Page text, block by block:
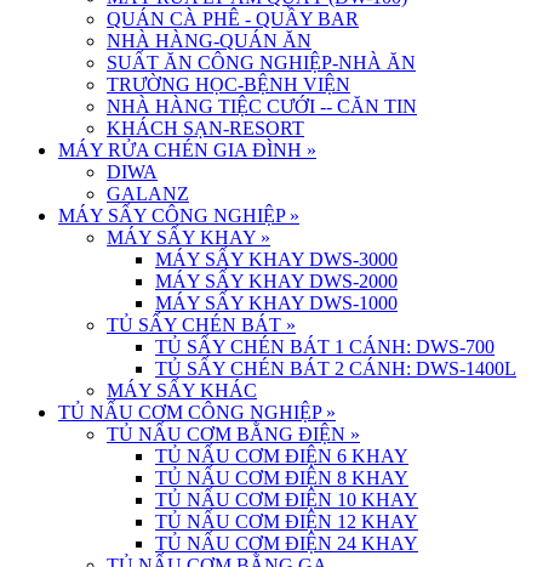
QUÁN CÀ PHÊ - QUẦY BAR
NHÀ HÀNG-QUÁN ĂN
SUẤT ĂN CÔNG NGHIỆP-NHÀ ĂN
TRƯỜNG HỌC-BỆNH VIỆN
NHÀ HÀNG TIỆC CƯỚI -- CĂN TIN
KHÁCH SẠN-RESORT
MÁY RỬA CHÉN GIA ĐÌNH »
DIWA
GALANZ
MÁY SẤY CÔNG NGHIỆP »
MÁY SẤY KHAY »
MÁY SẤY KHAY DWS-3000
MÁY SẤY KHAY DWS-2000
MÁY SẤY KHAY DWS-1000
TỦ SẤY CHÉN BÁT »
TỦ SẤY CHÉN BÁT 1 CÁNH: DWS-700
TỦ SẤY CHÉN BÁT 2 CÁNH: DWS-1400L
MÁY SẤY KHÁC
TỦ NẤU CƠM CÔNG NGHIỆP »
TỦ NẤU CƠM BẰNG ĐIỆN »
TỦ NẤU CƠM ĐIỆN 6 KHAY
TỦ NẤU CƠM ĐIỆN 8 KHAY
TỦ NẤU CƠM ĐIỆN 10 KHAY
TỦ NẤU CƠM ĐIỆN 12 KHAY
TỦ NẤU CƠM ĐIỆN 24 KHAY